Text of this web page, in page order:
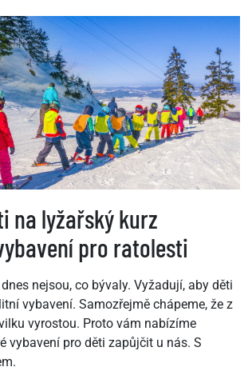
na lyžařský kurz
pro ratolesti
nejsou, co bývaly. Vyžadují, aby děti
vybavení. Samozřejmě chápeme, že z
vyrostou. Proto vám nabízíme
vybavení pro děti zapůjčit u nás. S